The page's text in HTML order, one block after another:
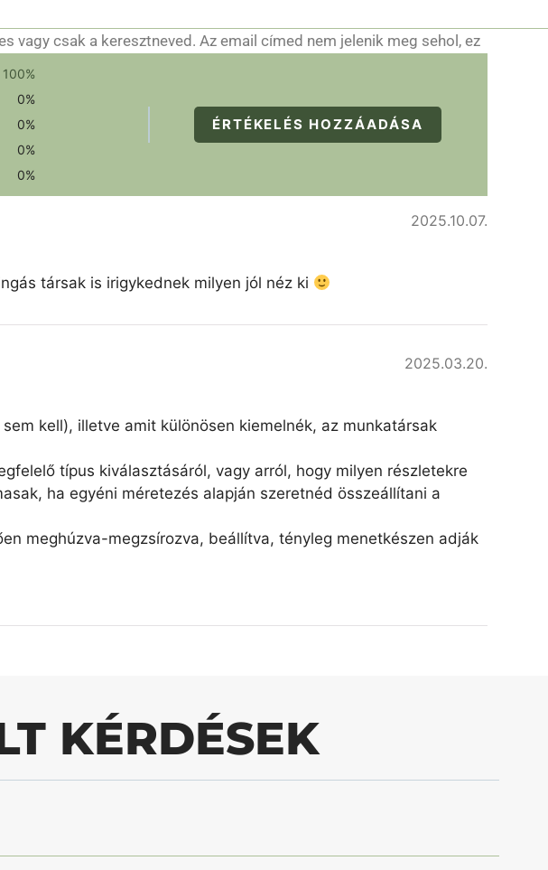
vagy csak a keresztneved. Az email címed nem jelenik meg sehol, ez
100%
0%
0%
0%
0%
ÉRTÉKELÉS HOZZÁADÁSA
2025.10.07.
társak is irigykednek milyen jól néz ki
2025.03.20.
kell), illetve amit különösen kiemelnék, az munkatársak
típus kiválasztásáról, vagy arról, hogy milyen részletekre
ha egyéni méretezés alapján szeretnéd összeállítani a
meghúzva-megzsírozva, beállítva, tényleg menetkészen adják
KÉRDÉSEK